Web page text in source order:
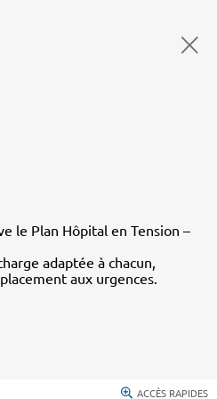
le Plan Hôpital en Tension –
adaptée à chacun,
aux urgences.
ACCÈS RAPIDES